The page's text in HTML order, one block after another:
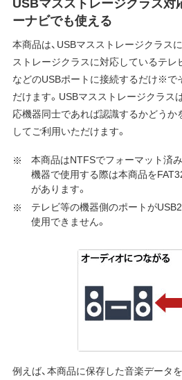
ーナビでも使える
本商品は、USBマスストレージクラス
ストレージクラスに対応しているテレ
などのUSBポートに接続するだけ※で
だけます。USBマスストレージクラス
応機器同士であれば認識するかどうか
してご利用いただけます。
本商品はNTFSでフォーマット済
機器で使用する際は本商品を
があります。
テレビ等の機器側のポートが
使用できません。
例えば、本商品に保存した音楽データ